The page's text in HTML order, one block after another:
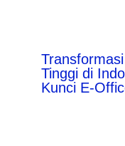
Tinggi di
Kunci E-